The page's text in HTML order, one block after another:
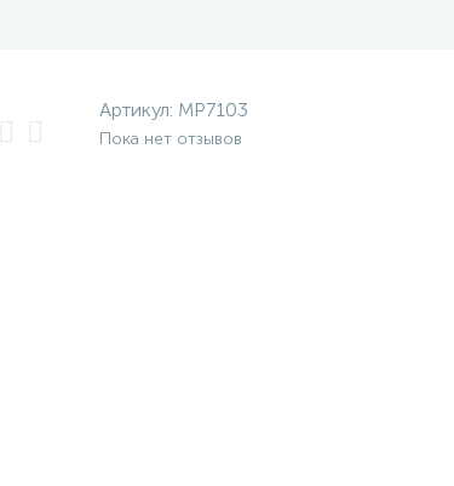
Артикул: MP7103
Пока нет отзывов